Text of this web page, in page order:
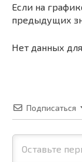
Если на
предыдущих
Нет данных
Подписаться